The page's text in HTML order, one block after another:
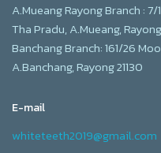
A.Mueang Rayong Branch :
Tha Pradu, A.Mueang,
Banchang Branch: 161/26
A.Banchang, Rayong 21130
E-mail
whiteteeth2019@gmail.com